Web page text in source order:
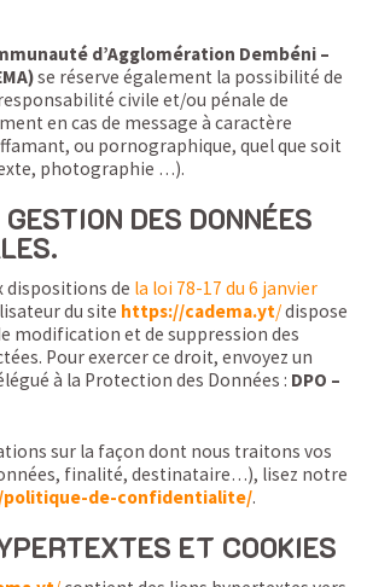
d’Agglomération Dembéni –
se réserve également la possibilité de
civile et/ou pénale de
en cas de message à caractère
ou pornographique, quel que soit
photographie …).
DES DONNÉES
de la loi 78-17 du 6 janvier
du site https://cadema.yt/dispose
modification et de suppression des
Pour exercer ce droit, envoyez un
à la Protection des Données : DPO –
sur la façon dont nous traitons vos
finalité, destinataire…), lisez notre
de-confidentialite/.
ET COOKIES